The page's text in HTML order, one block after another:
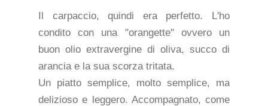
Il carpaccio, quindi era perfetto. L'ho
condito con una "orangette" ovvero un
buon olio extravergine di oliva, succo di
arancia e la sua scorza tritata.
Un piatto semplice, molto semplice, ma
delizioso e leggero. Accompagnato, come